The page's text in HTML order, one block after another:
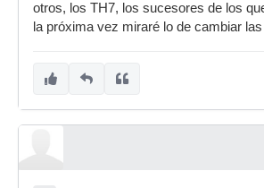
otros, los TH7, los sucesores de los
la próxima vez miraré lo de cambiar